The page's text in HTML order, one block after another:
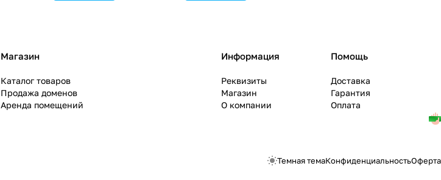
Магазин
Каталог товаров
Продажа доменов
Аренда помещений
Информация
Реквизиты
Магазин
О компании
Помощь
Доставка
Гарантия
Оплата
Темная темаКонфиденциальностьОферта